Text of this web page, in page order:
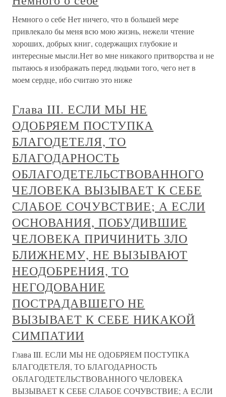
Немного о себе Нет ничего, что в большей мере
привлекало бы меня всю мою жизнь, нежели чтение
хороших, добрых книг, содержащих глубокие и
интересные мысли.Нет во мне никакого притворства и не
пытаюсь я изображать перед людьми того, чего нет в
моем сердце, ибо считаю это ниже
Глава III. ЕСЛИ МЫ НЕ
ОДОБРЯЕМ ПОСТУПКА
БЛАГОДЕТЕЛЯ, ТО
БЛАГОДАРНОСТЬ
ОБЛАГОДЕТЕЛЬСТВОВАННОГО
ЧЕЛОВЕКА ВЫЗЫВАЕТ К СЕБЕ
СЛАБОЕ СОЧУВСТВИЕ; А ЕСЛИ
ОСНОВАНИЯ, ПОБУДИВШИЕ
ЧЕЛОВЕКА ПРИЧИНИТЬ ЗЛО
БЛИЖНЕМУ, НЕ ВЫЗЫВАЮТ
НЕОДОБРЕНИЯ, ТО
НЕГОДОВАНИЕ
ПОСТРАДАВШЕГО НЕ
ВЫЗЫВАЕТ К СЕБЕ НИКАКОЙ
СИМПАТИИ
Глава III. ЕСЛИ МЫ НЕ ОДОБРЯЕМ ПОСТУПКА
БЛАГОДЕТЕЛЯ, ТО БЛАГОДАРНОСТЬ
ОБЛАГОДЕТЕЛЬСТВОВАННОГО ЧЕЛОВЕКА
ВЫЗЫВАЕТ К СЕБЕ СЛАБОЕ СОЧУВСТВИЕ; А ЕСЛИ